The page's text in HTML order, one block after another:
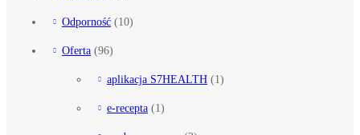
Odporność (10)
Oferta (96)
aplikacja S7HEALTH (1)
e-recepta (1)